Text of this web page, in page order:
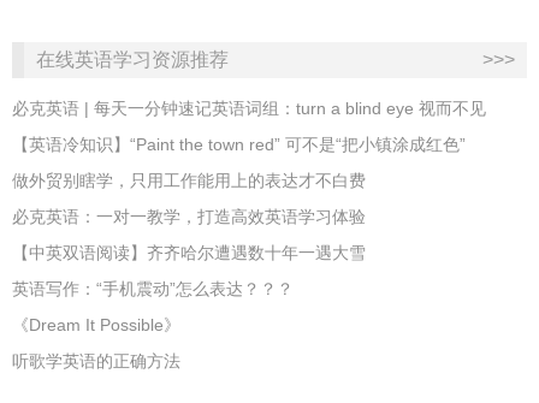
在线英语学习资源推荐 >>>
必克英语 | 每天一分钟速记英语词组：turn a blind eye 视而不见
​【英语冷知识】“Paint the town red” 可不是“把小镇涂成红色”
做外贸别瞎学，只用工作能用上的表达才不白费
必克英语：一对一教学，打造高效英语学习体验
【中英双语阅读】齐齐哈尔遭遇数十年一遇大雪
英语写作：“手机震动”怎么表达？？？
《Dream It Possible》
听歌学英语的正确方法